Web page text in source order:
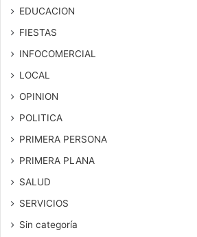
EDUCACION
FIESTAS
INFOCOMERCIAL
LOCAL
OPINION
POLITICA
PRIMERA PERSONA
PRIMERA PLANA
SALUD
SERVICIOS
Sin categoría